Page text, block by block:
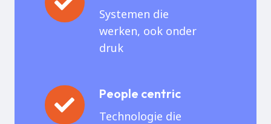
Systemen die
werken, ook onder
druk
first
People centric
Technologie die
People
centric